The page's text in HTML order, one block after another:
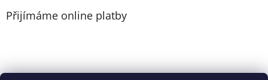
Přijímáme online platby